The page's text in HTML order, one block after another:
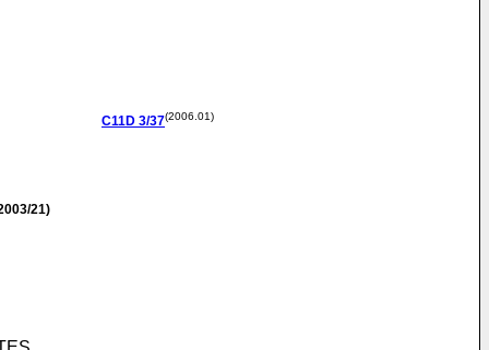
C11D 3/37(2006.01)
21)